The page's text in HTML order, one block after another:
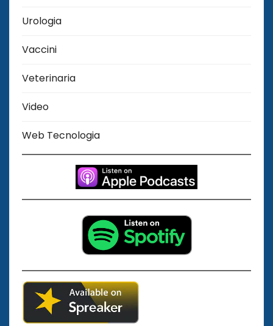
Urologia
Vaccini
Veterinaria
Video
Web Tecnologia